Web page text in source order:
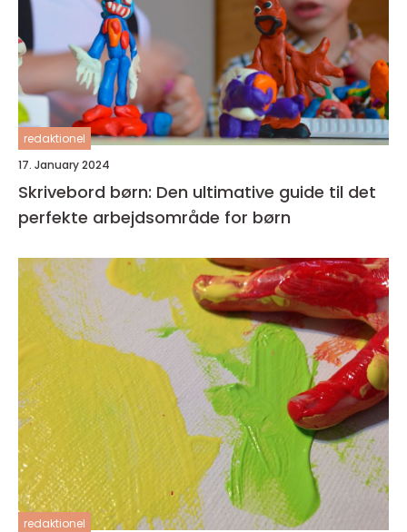
redaktionel
17. January 2024
Skrivebord børn: Den ultimative guide til det
perfekte arbejdsområde for børn
redaktionel